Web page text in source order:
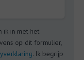
ik in met het
op dit formulier,
. Ik begrijp